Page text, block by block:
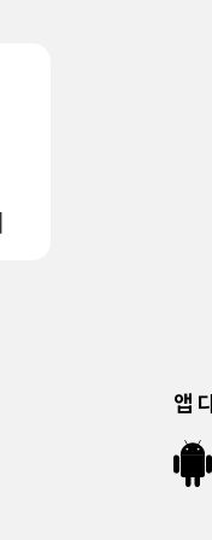
앱